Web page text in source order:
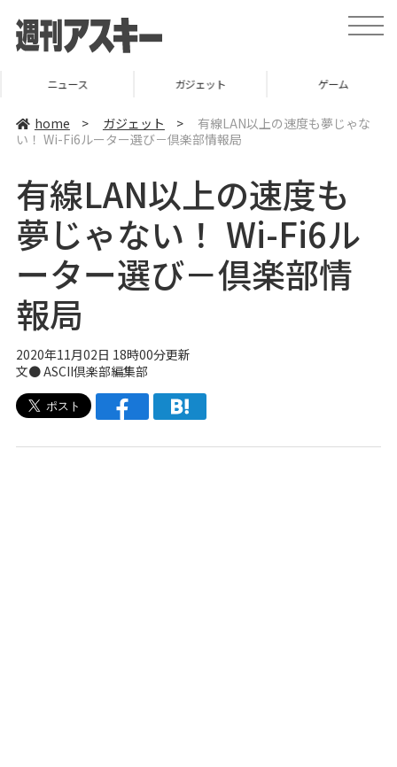
t
o
v
ニュース ガジェット ゲーム
home > ガジェット >
有線LAN以上の速度も夢じゃな
い！ Wi-Fi6ルーター選び－倶楽部情報局
有線LAN以上の速度も
夢じゃない！ Wi-Fi6ル
ーター選び－倶楽部情
報局
2020年11月02日 18時00分更新
文● ASCII倶楽部編集部